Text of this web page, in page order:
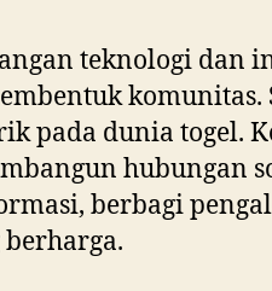
teknologi dan
pada dunia togel.
hubungan
berbagi